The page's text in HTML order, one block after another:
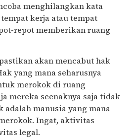
menghilangkan kata
kerja atau tempat
repot memberikan ruang
akan mencabut hak
yang mana seharusnya
merokok di ruang
mereka seenaknya saja tidak
adalah manusia yang mana
Ingat, aktivitas
legal.